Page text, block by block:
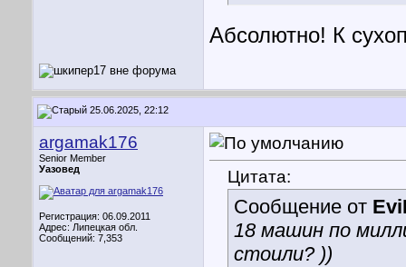
Абсолютно! К
25.06.2025, 22:12
argamak176
Senior Member
Уазовед
Регистрация: 06.09.2011
Адрес: Липецкая обл.
Сообщений: 7,353
Цитата:
Сообщение от
18 машин по
стоили? ))